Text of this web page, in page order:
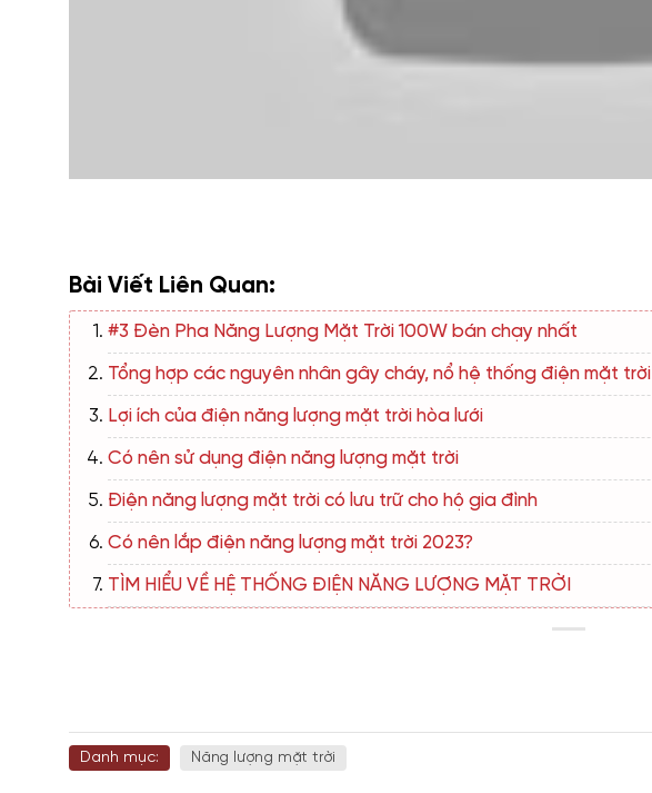
Bài Viết Liên Quan:
#3 Đèn Pha Năng Lượng Mặt Trời 100W bán chạy nhất
Tổng hợp các nguyên nhân gây cháy, nổ hệ thống điện mặt trời
Lợi ích của điện năng lượng mặt trời hòa lưới
Có nên sử dụng điện năng lượng mặt trời
Điện năng lượng mặt trời có lưu trữ cho hộ gia đình
Có nên lắp điện năng lượng mặt trời 2023?
TÌM HIỂU VỀ HỆ THỐNG ĐIỆN NĂNG LƯỢNG MẶT TRỜI
Danh mục: Năng lượng mặt trời